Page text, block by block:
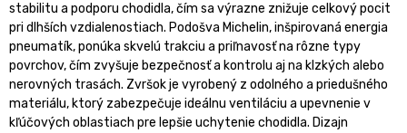
stabilitu a podporu chodidla, čím sa výrazne znižuje celkový pocit
pri dlhších vzdialenostiach. Podošva Michelin, inšpirovaná energia
pneumatík, ponúka skvelú trakciu a priľnavosť na rôzne typy
povrchov, čím zvyšuje bezpečnosť a kontrolu aj na klzkých alebo
nerovných trasách. Zvršok je vyrobený z odolného a priedušného
materiálu, ktorý zabezpečuje ideálnu ventiláciu a upevnenie v
kľúčových oblastiach pre lepšie uchytenie chodidla. Dizajn